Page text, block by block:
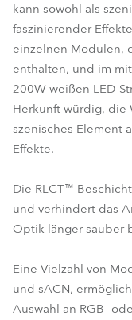
kann sowohl als
faszinierender
einzelnen Modulen,
enthalten, und im
200W weißen LED-
Herkunft würdig, die
szenisches Element
Effekte.
Die RLCT™-
und verhindert das
Optik länger sauber
Eine Vielzahl von
und sACN,
Auswahl an RGB-